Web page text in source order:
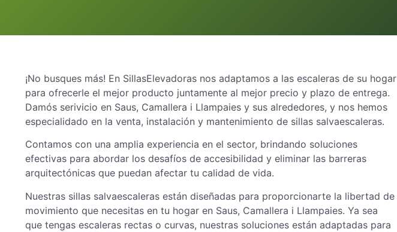
¡No busques más! En SillasElevadoras nos adaptamos a las escaleras de su hogar
para ofrecerle el mejor producto juntamente al mejor precio y plazo de entrega.
Damós serivicio en Saus, Camallera i Llampaies y sus alrededores, y nos hemos
especialidado en la venta, instalación y mantenimiento de sillas salvaescaleras.
Contamos con una amplia experiencia en el sector, brindando soluciones
efectivas para abordar los desafíos de accesibilidad y eliminar las barreras
arquitectónicas que puedan afectar tu calidad de vida.
Nuestras sillas salvaescaleras están diseñadas para proporcionarte la libertad de
movimiento que necesitas en tu hogar en Saus, Camallera i Llampaies. Ya sea
que tengas escaleras rectas o curvas, nuestras soluciones están adaptadas para